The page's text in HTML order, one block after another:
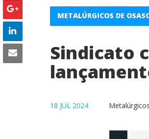
METALÚRGICOS DE
Sindicato
18 JUL 2024